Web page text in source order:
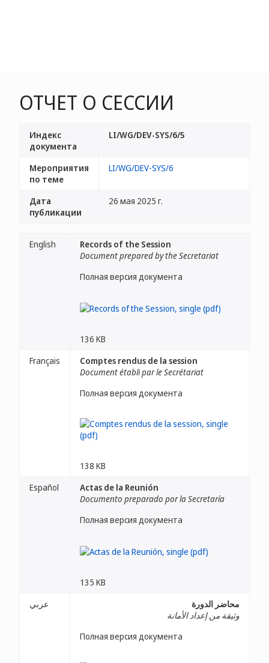
ОТЧЕТ О СЕССИИ
Индекс
документа
LI/WG/DEV-SYS/6/5
Мероприятия
по теме
LI/WG/DEV-SYS/6
Дата
публикации
26 мая 2025 г.
English
Records of the Session
Document prepared by the Secretariat
Полная версия документа
136 KB
Français
Comptes rendus de la session
Document établi par le Secrétariat
Полная версия документа
138 KB
Español
Actas de la Reunión
Documento preparado por la Secretaría
Полная версия документа
135 KB
عربي
محاضر الدورة
وثيقة من إعداد الأمانة
Полная версия документа